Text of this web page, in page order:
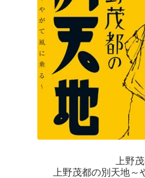
上野
上野茂都の別天地～